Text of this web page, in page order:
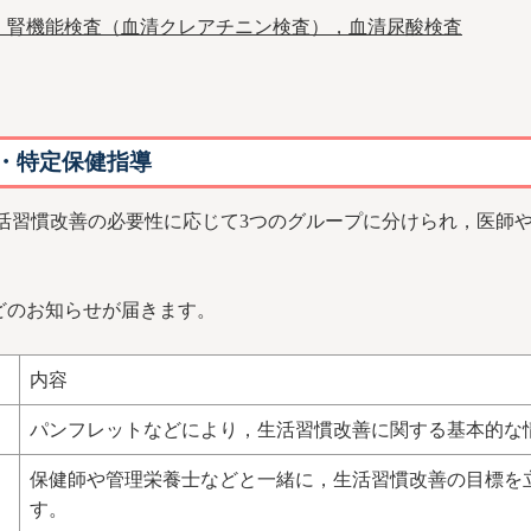
機能検査（血清クレアチニン検査），血清尿酸検査
特定保健指導
慣改善の必要性に応じて3つのグループに分けられ，医師
お知らせが届きます。
内容
パンフレットなどにより，生活習慣改善に関する基本的な
保健師や管理栄養士などと一緒に，生活習慣改善の目標
す。